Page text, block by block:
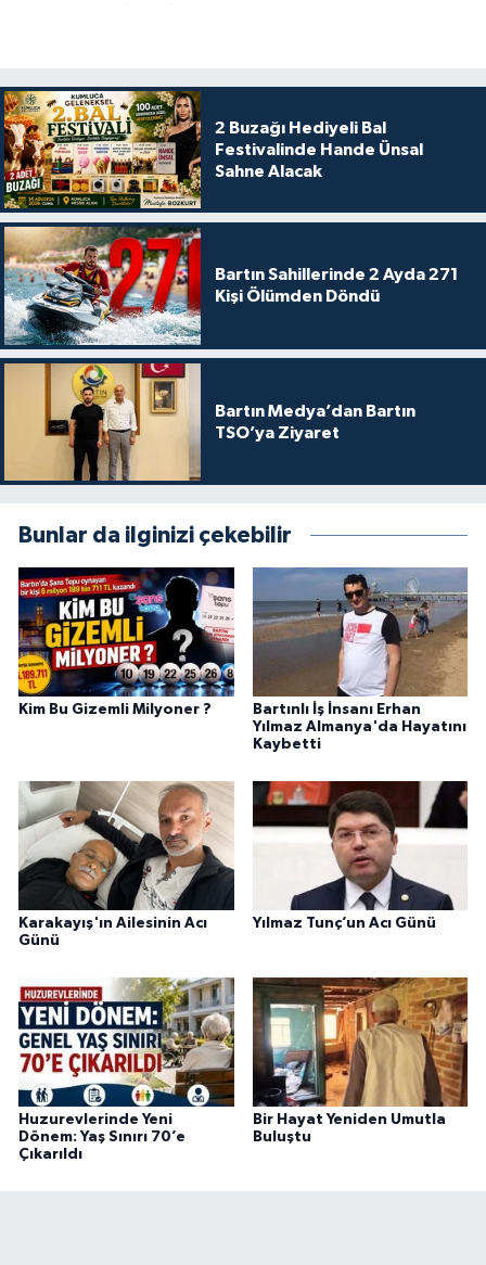
2 Buzağı Hediyeli Bal
Festivalinde Hande Ünsal
Sahne Alacak
Bartın Sahillerinde 2 Ayda 271
Kişi Ölümden Döndü
Bartın Medya’dan Bartın
TSO’ya Ziyaret
Bunlar da ilginizi çekebilir
Kim Bu Gizemli Milyoner ?
Bartınlı İş İnsanı Erhan
Yılmaz Almanya'da Hayatını
Kaybetti
Karakayış'ın Ailesinin Acı
Günü
Yılmaz Tunç’un Acı Günü
Huzurevlerinde Yeni
Dönem: Yaş Sınırı 70’e
Çıkarıldı
Bir Hayat Yeniden Umutla
Buluştu